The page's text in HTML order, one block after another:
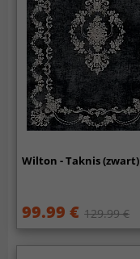
Wilton - Taknis (zwart)
99.99 € 129.99 €